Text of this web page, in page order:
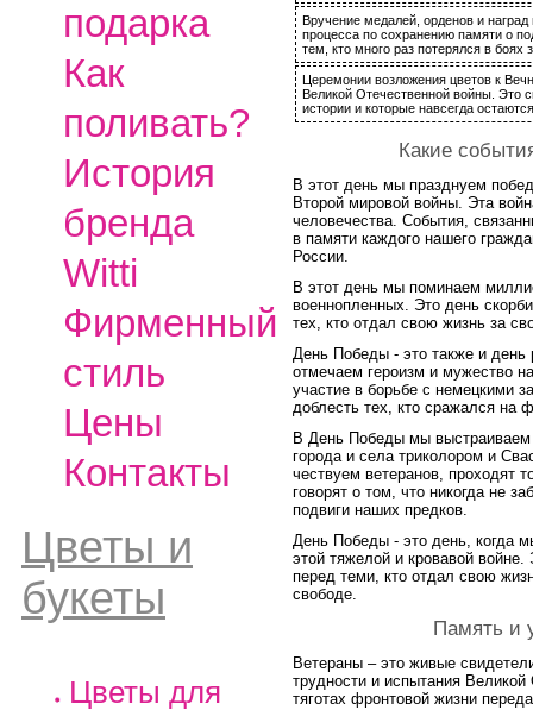
подарка
Как
поливать?
История
бренда
Witti
Фирменный
стиль
Цены
Контакты
Цветы и
букеты
Цветы для
Вручение медалей, орденов и
процесса по сохранению памяти о
тем, кто много раз потерялся в боях
Церемонии возложения цветов к
Великой Отечественной войны. Это
истории и которые навсегда
Какие
В этот день мы празднуем
Второй мировой войны. Эта
человечества. События,
в памяти каждого нашего
России.
В этот день мы поминаем
военнопленных. Это день
тех, кто отдал свою жизнь за
День Победы - это также и день
отмечаем героизм и мужество
участие в борьбе с немецкими
доблесть тех, кто сражался
В День Победы мы
города и села триколором и
чествуем ветеранов, проходят
говорят о том, что никогда не
подвиги наших предков.
День Победы - это день, когда
этой тяжелой и кровавой
перед теми, кто отдал свою
свободе.
Память и
Ветераны – это живые
трудности и испытания
тяготах фронтовой жизни